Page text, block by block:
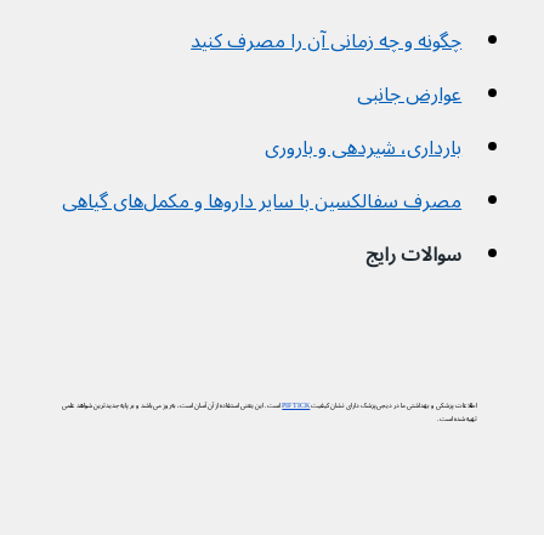
چگونه و چه زمانی آن را مصرف کنید
عوارض جانبی
بارداری، شیردهی و باروری
مصرف سفالکسین با سایر داروها و مکمل‌های گیاهی
سوالات رایج
اطلاعات پزشکی و بهداشتی ما در دیجی‌پزشک دارای نشان کیفیتPIF TICKاست. این یعنی استفاده از آن آسان است، به‌روز می‌باشد و بر پایه جدیدترین شواهد علمی
تهیه شده است.